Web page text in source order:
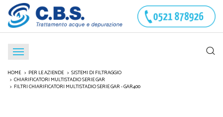
HOME PER LE AZIENDE
SISTEMI DI FILTRAGGIO
CHIARIFICATORI MULTISTADIO SERIE GAR
FILTRI CHIARIFICATORI MULTISTADIO SERIE GAR - GAR400